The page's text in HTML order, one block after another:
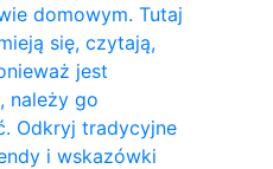
domowym. Tutaj
się, czytają,
jest
należy go
Odkryj tradycyjne
i wskazówki